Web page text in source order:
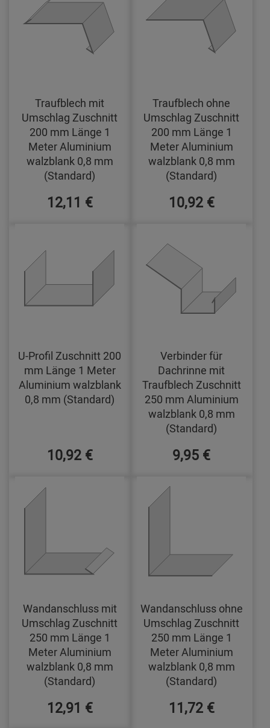
Traufblech mit
Umschlag Zuschnitt
200 mm Länge 1
Meter Aluminium
walzblank 0,8 mm
(Standard)
12,11 €
Traufblech ohne
Umschlag Zuschnitt
200 mm Länge 1
Meter Aluminium
walzblank 0,8 mm
(Standard)
10,92 €
U-Profil Zuschnitt 200
mm Länge 1 Meter
Aluminium walzblank
0,8 mm (Standard)
10,92 €
Verbinder für
Dachrinne mit
Traufblech Zuschnitt
250 mm Aluminium
walzblank 0,8 mm
(Standard)
9,95 €
Wandanschluss mit
Umschlag Zuschnitt
250 mm Länge 1
Meter Aluminium
walzblank 0,8 mm
(Standard)
12,91 €
Wandanschluss ohne
Umschlag Zuschnitt
250 mm Länge 1
Meter Aluminium
walzblank 0,8 mm
(Standard)
11,72 €